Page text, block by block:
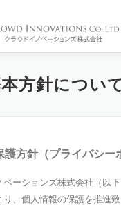
方針につい
護方針（プライバシー
ベーションズ株式会社（以
、個人情報の保護を推進致